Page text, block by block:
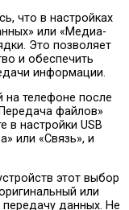
что в настройках
или «Медиа-
Это позволяет
и обеспечить
информации.
на телефоне после
файлов»
в настройки USB
или «Связь», и
этот выбор
или
данных. Не